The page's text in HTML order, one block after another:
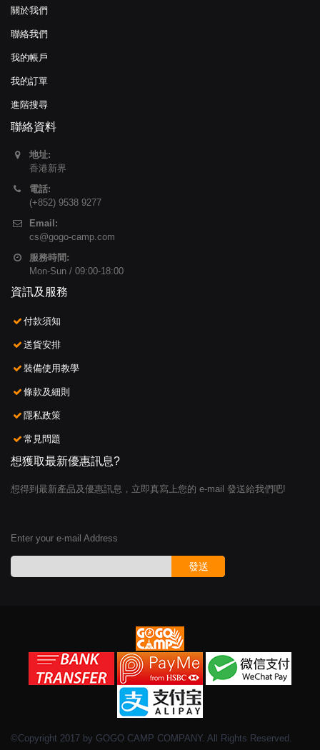
關於我們
聯絡我們
我的帳戶
我的訂單
進階搜尋
聯絡資料
地址:
香港新界
電話:
(+852) 9538 9277
Email:
cs@gogo-camp.com
服務時間:
Mon-Sun / 09:00-18:00
資訊及服務
付款須知
送貨安排
裝備使用教學
條款及細則
隱私政策
常見問題
想獲取最新優惠訊息?
想得到最新產品及優惠訊息，立即真寫上您的 e-mail 發送給我們吧!
Enter your e-mail Address
發送
©Copyright 2017 by GOGO CAMP COMPANY. All Rights Reserved.